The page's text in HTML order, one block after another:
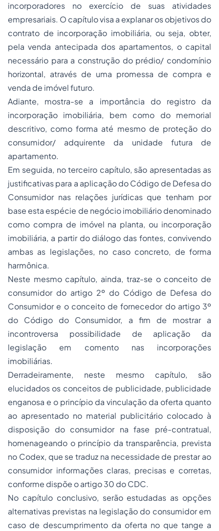
incorporadores no exercício de suas atividades
empresariais. O capítulo visa a explanar os objetivos do
contrato de incorporação imobiliária, ou seja, obter,
pela venda antecipada dos apartamentos, o capital
necessário para a construção do prédio/ condomínio
horizontal, através de uma promessa de compra e
venda de imóvel futuro.
Adiante, mostra-se a importância do registro da
incorporação imobiliária, bem como do memorial
descritivo, como forma até mesmo de proteção do
consumidor/ adquirente da unidade futura de
apartamento.
Em seguida, no terceiro capítulo, são apresentadas as
justificativas para a aplicação do Código de Defesa do
Consumidor nas relações jurídicas que tenham por
base esta espécie de negócio imobiliário denominado
como compra de imóvel na planta, ou incorporação
imobiliária, a partir do diálogo das fontes, convivendo
ambas as legislações, no caso concreto, de forma
harmônica.
Neste mesmo capítulo, ainda, traz-se o conceito de
consumidor do artigo 2º do Código de Defesa do
Consumidor e o conceito de fornecedor do artigo 3º
do Código do Consumidor, a fim de mostrar a
incontroversa possibilidade de aplicação da
legislação em comento nas incorporações
imobiliárias.
Derradeiramente, neste mesmo capítulo, são
elucidados os conceitos de publicidade, publicidade
enganosa e o princípio da vinculação da oferta quanto
ao apresentado no material publicitário colocado à
disposição do consumidor na fase pré-contratual,
homenageando o princípio da transparência, prevista
no Codex, que se traduz na necessidade de prestar ao
consumidor informações claras, precisas e corretas,
conforme dispõe o artigo 30 do CDC.
No capítulo conclusivo, serão estudadas as opções
alternativas previstas na legislação do consumidor em
caso de descumprimento da oferta no que tange a